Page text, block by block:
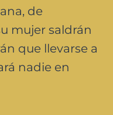
de
mujer saldrán
que llevarse a
nadie en